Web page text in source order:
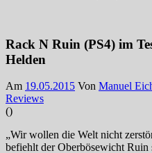
Rack N Ruin (PS4) im
Helden
Am 19.05.2015 Von Manuel
Reviews
()
„Wir wollen die Welt nicht
befiehlt der Oberbösewicht